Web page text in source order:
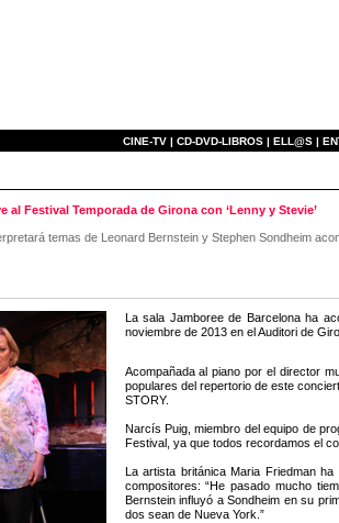
CINE-TV | CD-DVD-LIBROS | ELL@S |
al Festival Temporada de Girona con ‘Lenny y Stevie’
temas de Leonard Bernstein y Stephen Sondheim
La sala Jamboree de Barcelona ha
noviembre de 2013 en el Auditori de
Acompañada al piano por el director
populares del repertorio de este
STORY.
Narcís Puig, miembro del equipo de
Festival, ya que todos recordamos el
La artista británica Maria Friedman
compositores: “He pasado mucho
Bernstein influyó a Sondheim en su
dos sean de Nueva York.”